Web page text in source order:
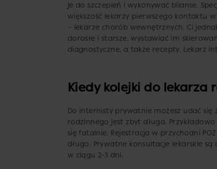
je do szczepień i wykonywać bilanse.
większość lekarzy pierwszego kontaktu
– lekarze chorób wewnętrznych. Ci
dorosłe i starsze, wystawiać im
diagnostyczne, a także recepty. Lekarz
Kiedy kolejki do lekarza
Do internisty prywatnie możesz udać się
rodzinnego jest zbyt długa.
się fatalnie. Rejestracja w przychodni
długo. Prywatne konsultacje lekarskie
w ciągu 2-3 dni.